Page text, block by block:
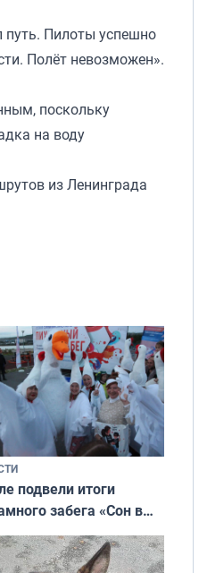
путь. Пилоты успешно
Полёт невозможен».
поскольку
на воду
из Ленинграда
подвели итоги
забега «Сон в
ночь»